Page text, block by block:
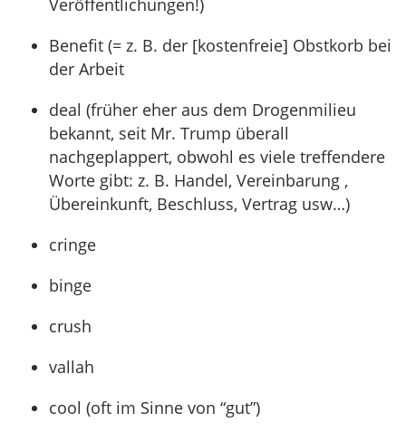
Veröffentlichungen!)
Benefit (= z. B. der [kostenfreie] Obstkorb bei
der Arbeit
deal (früher eher aus dem Drogenmilieu
bekannt, seit Mr. Trump überall
nachgeplappert, obwohl es viele treffendere
Worte gibt: z. B. Handel, Vereinbarung ,
Übereinkunft, Beschluss, Vertrag usw…)
cringe
binge
crush
vallah
cool (oft im Sinne von “gut”)